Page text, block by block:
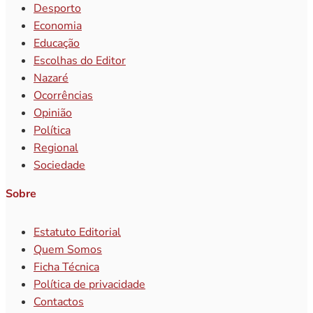
Desporto
Economia
Educação
Escolhas do Editor
Nazaré
Ocorrências
Opinião
Política
Regional
Sociedade
Sobre
Estatuto Editorial
Quem Somos
Ficha Técnica
Política de privacidade
Contactos